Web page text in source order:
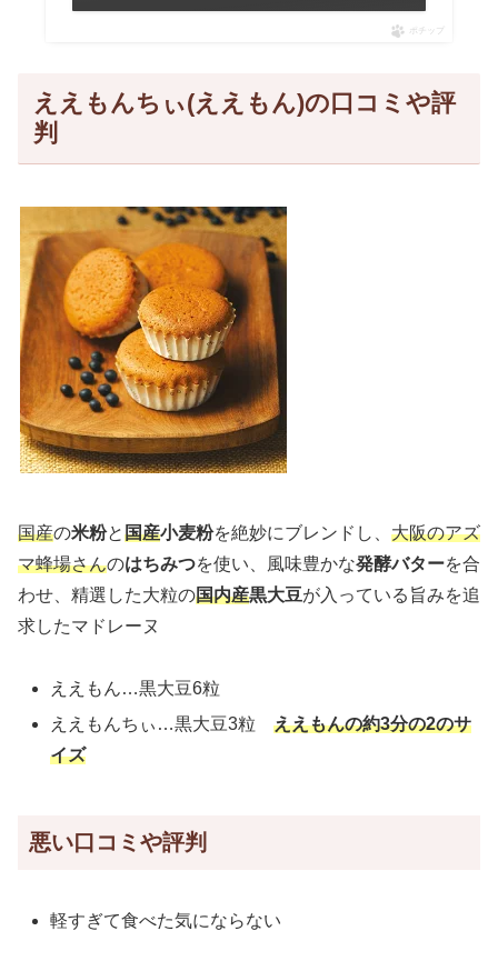
ポチップ
ええもんちぃ(ええもん)の口コミや評
判
国産の米粉と国産小麦粉を絶妙にブレンドし、 大阪のアズ
マ蜂場さんのはちみつを使い、風味豊かな発酵バターを合
わせ、精選した大粒の国内産黒大豆が入っている旨みを追
求したマドレーヌ
ええもん…黒大豆6粒
ええもんちぃ…黒大豆3粒ええもんの約3分の2のサ
イズ
悪い口コミや評判
軽すぎて食べた気にならない